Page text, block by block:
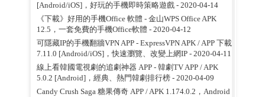
[Android/iOS]，好玩的手機即時策略遊戲- 2020-04-14
《下載》好用的手機Office 軟體 - 金山WPS Office APK
12.5，一套免費的手機Office軟體 - 2020-04-12
可隱藏IP的手機翻牆VPN APP - ExpressVPN APK / APP 下載
7.11.0 [Android/iOS]，快速瀏覽、改變上網IP- 2020-04-11
線上看韓國電視劇的追劇神器 APP - 韓劇TV APP / APK
5.0.2 [Android]，經典、熱門韓劇排行榜- 2020-04-09
Candy Crush Saga 糖果傳奇 APP / APK 1.174.0.2，Android